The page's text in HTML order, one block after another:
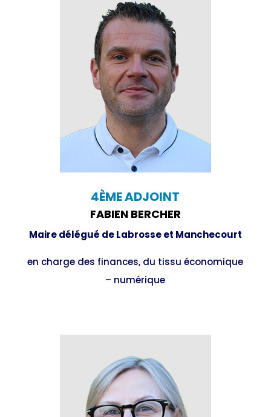
4ÈME ADJOINT
FABIEN BERCHER
Maire délégué de Labrosse et Manchecourt
en charge des finances, du tissu économique
– numérique